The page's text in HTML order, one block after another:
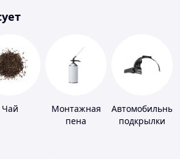
Чай
Монтажная
пена
Автомобильные
подкрылки